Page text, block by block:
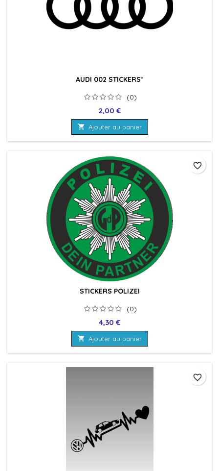
AUDI 002 STICKERS*
(0)
Prix
2,00 €
 Ajouter au panier
STICKERS POLIZEI
(0)
Prix
4,30 €
 Ajouter au panier
favorite_border
favorite_border